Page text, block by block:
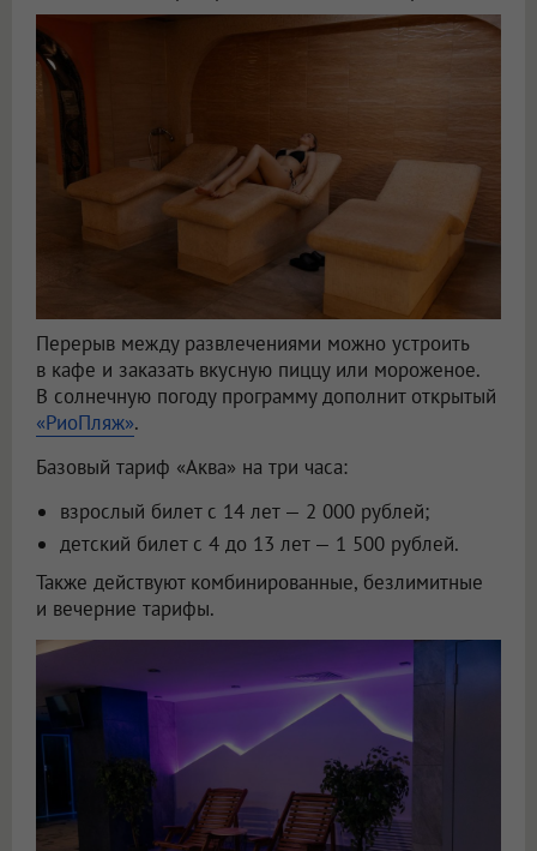
Перерыв между развлечениями можно устроить
в кафе и заказать вкусную пиццу или мороженое.
В солнечную погоду программу дополнит открытый
«РиоПляж».
Базовый тариф «Аква» на три часа:
взрослый билет с 14 лет — 2 000 рублей;
детский билет с 4 до 13 лет — 1 500 рублей.
Также действуют комбинированные, безлимитные
и вечерние тарифы.